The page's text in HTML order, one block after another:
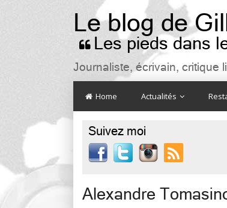
Le blog de
 Les pieds dans
Journaliste, écrivain,
Home Actualités
Suivez moi

Alexandre